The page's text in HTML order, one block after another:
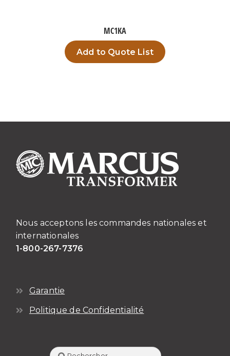
MC1KA
Add to Quote List
Nous acceptons les commandes nationales et
internationales
1-800-267-7376
Garantie
Politique de Confidentialité
Rechercher :